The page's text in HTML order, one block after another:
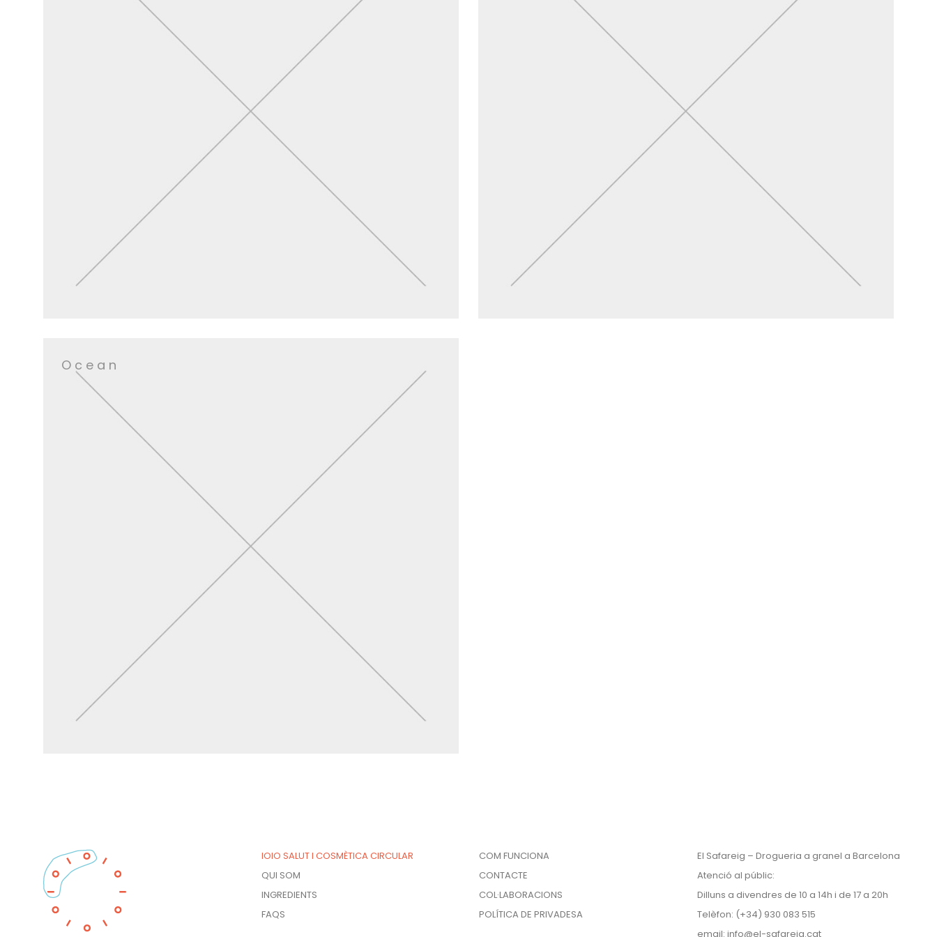
Ocean
IOIO SALUT I COSMÈTICA CIRCULAR
QUI SOM
INGREDIENTS
FAQS
COM FUNCIONA
CONTACTE
COL·LABORACIONS
POLÍTICA DE PRIVADESA
El Safareig – Drogueria a granel a Barcelona
Atenció al públic:
Dilluns a divendres de 10 a 14h i de 17 a 20h
Telèfon: (+34) 930 083 515
email: info@el-safareig.cat